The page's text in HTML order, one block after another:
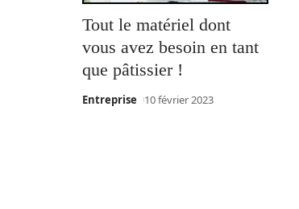
Tout le matériel dont
vous avez besoin en tant
que pâtissier !
Entreprise 10 février 2023